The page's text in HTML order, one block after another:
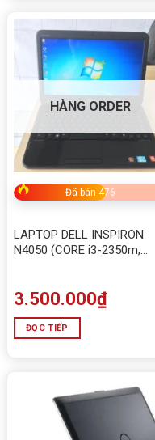
HÀNG ORDER
Đã bán 476
LAPTOP DELL INSPIRON
N4050 (CORE i3-2350m,
3.500.000₫
ĐỌC TIẾP